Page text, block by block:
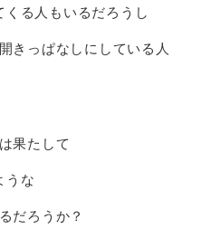
る人もいるだろうし
きっぱなしにしている人
果たして
うな
だろうか？